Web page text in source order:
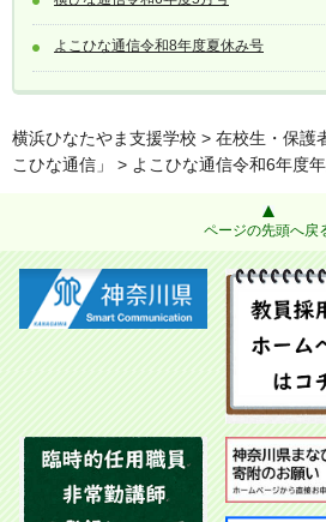
よこひな通信令和8年度夏休み号
横浜ひなたやま支援学校 > 在校生・保護
こひな通信」
> よこひな通信令和6年度
ページの先頭へ戻